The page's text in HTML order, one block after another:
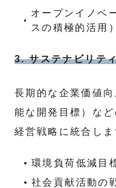
オープンイノベ
スの積極的活用）
3. サステナビリテ
長期的な企業価値
能な開発目標）な
経営戦略に統合しま
環境負荷低減目
社会貢献活動の